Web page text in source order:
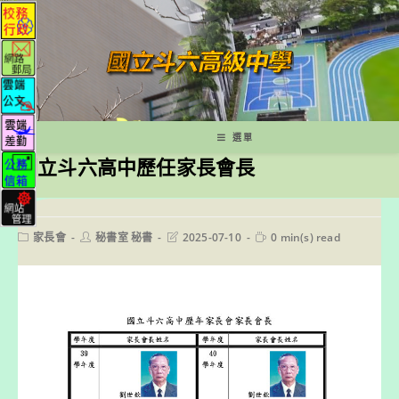
跳
轉
至
主
要
內
容
選單
國立斗六高中歷任家長會長
Post家長會
Post秘書室 秘書
Post
modified:
2025-07-10
Reading
0 min(s) read